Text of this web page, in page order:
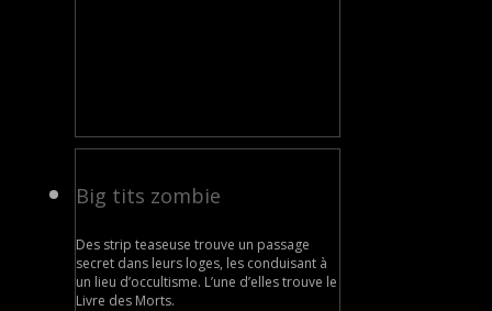
Big tits zombie
Des strip teaseuse trouve un passage
secret dans leurs loges, les conduisant à
un lieu d’occultisme. L’une d’elles trouve le
Livre des Morts.